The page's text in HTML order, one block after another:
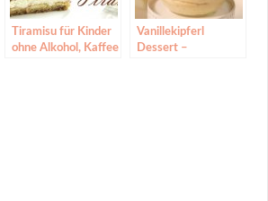
Tiramisu für Kinder
ohne Alkohol, Kaffee
Vanillekipferl
Dessert –